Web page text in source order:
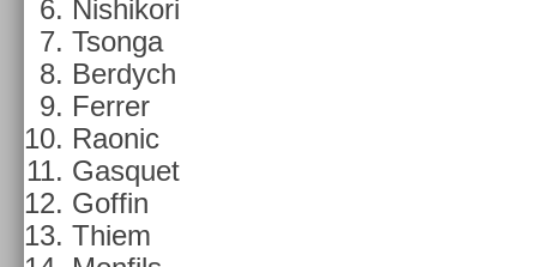
Nis­hikori
Tson­ga
Be­rdych
Ferr­er
Raonic
Gas­quet
Gof­fin
Thiem